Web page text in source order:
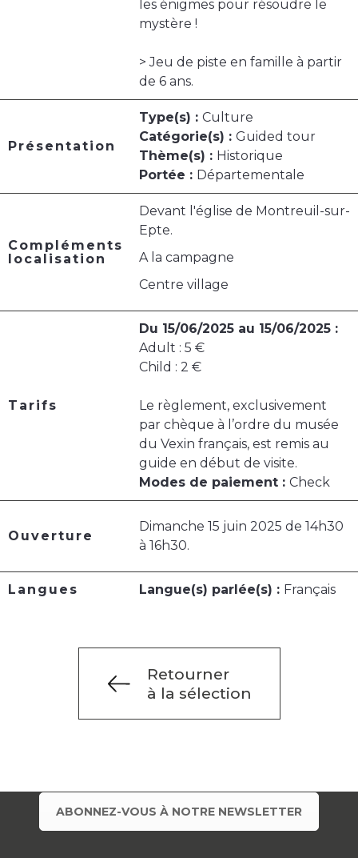
les énigmes pour résoudre le
mystère !
> Jeu de piste en famille à partir
de 6 ans.
Présentation
Type(s) : Culture
Catégorie(s) : Guided tour
Thème(s) : Historique
Portée : Départementale
Compléments
localisation
Devant l'église de Montreuil-sur-
Epte.
A la campagne
Centre village
Tarifs
Du 15/06/2025 au 15/06/2025 :
Adult : 5 €
Child : 2 €
Le règlement, exclusivement
par chèque à l’ordre du musée
du Vexin français, est remis au
guide en début de visite.
Modes de paiement : Check
Ouverture
Dimanche 15 juin 2025 de 14h30
à 16h30.
Langues Langue(s) parlée(s) : Français
Retourner
à la sélection
ABONNEZ-VOUS À NOTRE NEWSLETTER